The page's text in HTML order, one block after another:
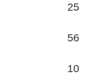
25
56
10